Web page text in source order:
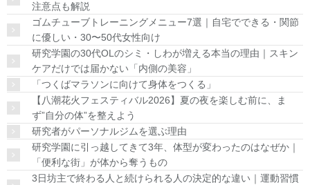
注意点も解説
ゴムチューブトレーニングメニュー7選｜自宅でできる・関節
に優しい・30〜50代女性向け
研究学園の30代OLのシミ・しわが増える本当の理由｜スキン
ケアだけでは届かない「内側の美容」
「つくばマラソンに向けて身体をつくる」
【八潮花火フェスティバル2026】夏の夜を楽しむ前に、ま
ず”自分の体”を整えよう
研究者がパーソナルジムを選ぶ理由
研究学園に引っ越してきて3年、体型が変わったのはなぜか｜
「便利な街」が体から奪うもの
3日坊主で終わる人と続けられる人の決定的な違い｜運動習慣